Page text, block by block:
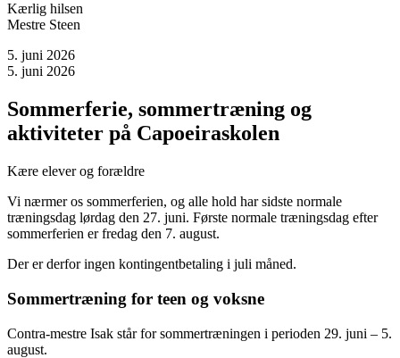
Kærlig hilsen
Mestre Steen
5. juni 2026
5. juni 2026
Sommerferie, sommertræning og
aktiviteter på Capoeiraskolen
Kære elever og forældre
Vi nærmer os sommerferien, og alle hold har sidste normale
træningsdag lørdag den 27. juni. Første normale træningsdag efter
sommerferien er fredag den 7. august.
Der er derfor ingen kontingentbetaling i juli måned.
Sommertræning for teen og voksne
Contra-mestre Isak står for sommertræningen i perioden 29. juni – 5.
august.